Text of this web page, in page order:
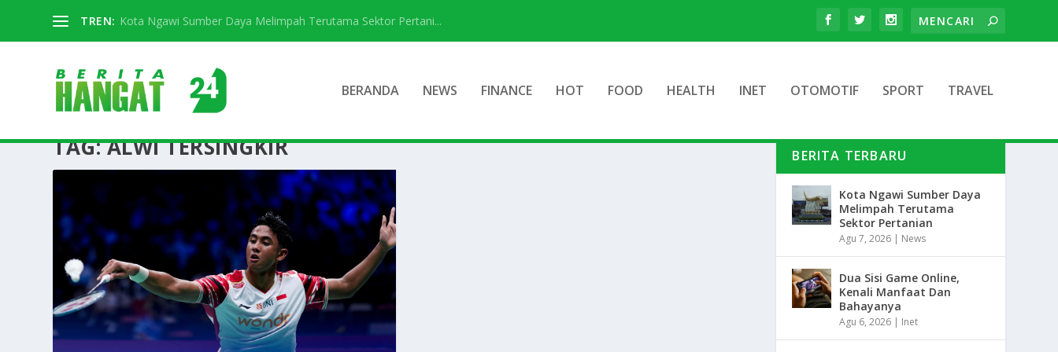
TREN: Kota Ngawi Sumber Daya Melimpah Terutama Sektor Pertani...
BERANDA NEWS FINANCE HOT FOOD HEALTH INET OTOMOTIF SPORT TRAVEL
TAG:ALWI TERSINGKIR BERITA TERBARU
Kota Ngawi Sumber Daya
Melimpah Terutama
Sektor Pertanian
Agu 7, 2026 | News
Dua Sisi Game Online,
Kenali Manfaat Dan
Bahayanya
Agu 6, 2026 | Inet